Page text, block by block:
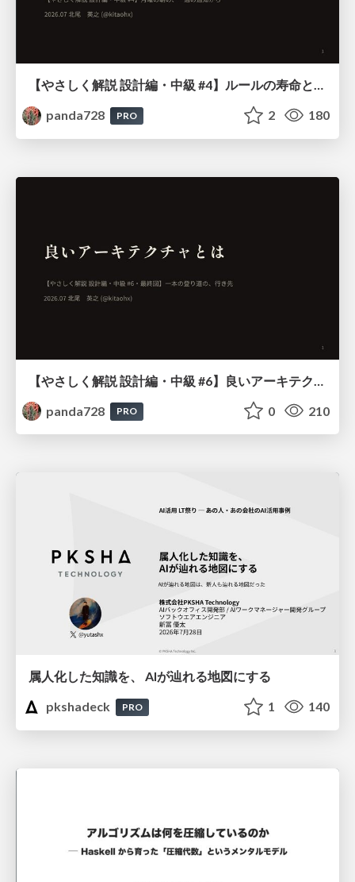
【やさしく解説 設計編・中級 #4】ルールの寿命と、システムの年輪
panda728
PRO 2 180
panda728
PRO 0 210
属人化した知識を、 AIが辿れる地図にする
pkshadeck
PRO 1 140